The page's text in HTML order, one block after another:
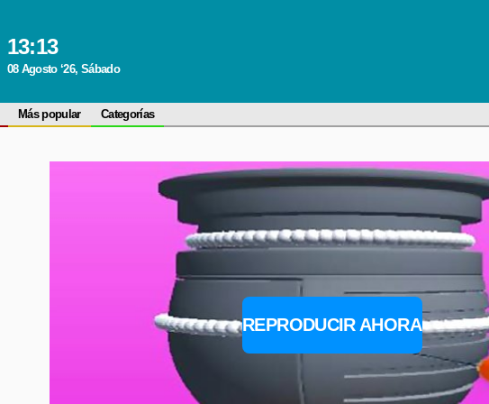
13:13
08 Agosto ‘26, Sábado
Más popular Categorías
REPRODUCIR AHORA